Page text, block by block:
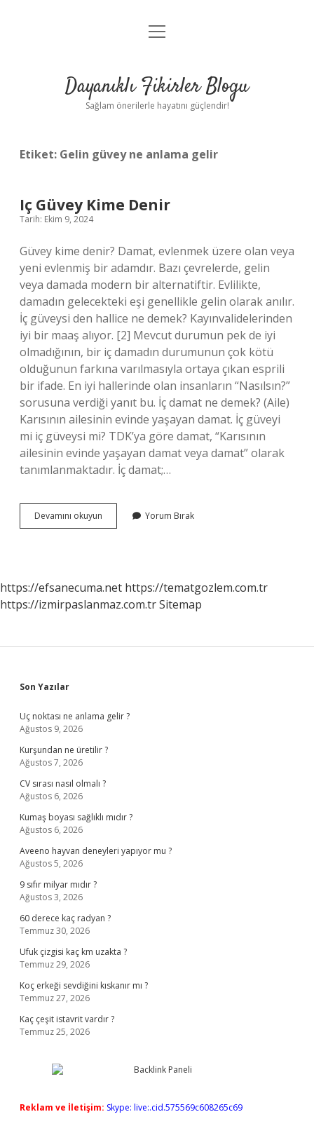
Anasayfa
Yasal Uyarı
menüyü
Dayanıklı Fikirler Blogu
Sağlam önerilerle hayatını güçlendir!
Etiket: Gelin güvey ne anlama gelir
Iç Güvey Kime Denir
Tarih: Ekim 9, 2024
Güvey kime denir? Damat, evlenmek üzere olan veya
yeni evlenmiş bir adamdır. Bazı çevrelerde, gelin
veya damada modern bir alternatiftir. Evlilikte,
damadın gelecekteki eşi genellikle gelin olarak anılır.
İç güveysi den hallice ne demek? Kayınvalidelerinden
iyi bir maaş alıyor. [2] Mevcut durumun pek de iyi
olmadığının, bir iç damadın durumunun çok kötü
olduğunun farkına varılmasıyla ortaya çıkan esprili
bir ifade. En iyi hallerinde olan insanların “Nasılsın?”
sorusuna verdiği yanıt bu. İç damat ne demek? (Aile)
Karısının ailesinin evinde yaşayan damat. İç güveyi
mi iç güveysi mi? TDK’ya göre damat, “Karısının
ailesinin evinde yaşayan damat veya damat” olarak
tanımlanmaktadır. İç damat;…
Devamını okuyun
Güvey
Yorum Bırak
https://efsanecuma.net https://tematgozlem.com.tr
https://izmirpaslanmaz.com.trSitemap
Sidebar
Son Yazılar
Uç noktası ne anlama gelir ?
Ağustos 9, 2026
Kurşundan ne üretilir ?
Ağustos 7, 2026
CV sırası nasıl olmalı ?
Ağustos 6, 2026
Kumaş boyası sağlıklı mıdır ?
Ağustos 6, 2026
Aveeno hayvan deneyleri yapıyor mu ?
Ağustos 5, 2026
9 sıfır milyar mıdır ?
Ağustos 3, 2026
60 derece kaç radyan ?
Temmuz 30, 2026
Ufuk çizgisi kaç km uzakta ?
Temmuz 29, 2026
Koç erkeği sevdiğini kıskanır mı ?
Temmuz 27, 2026
Kaç çeşit istavrit vardır ?
Temmuz 25, 2026
Reklam ve İletişim: Skype: live:.cid.575569c608265c69